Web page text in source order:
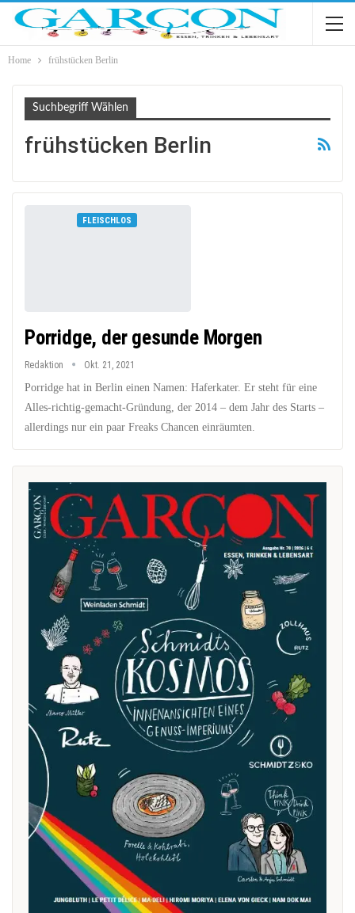
Home frühstücken Berlin
Suchbegriff Wählen
frühstücken Berlin
FLEISCHLOS
Porridge, der gesunde Morgen
Redaktion Okt. 21, 2021
Porridge hat in Berlin einen Namen: Haferkater. Er steht für eine
Alles-richtig-gemacht-Gründung, der 2014 – dem Jahr des Starts –
allerdings nur ein paar Freaks Chancen einräumten.